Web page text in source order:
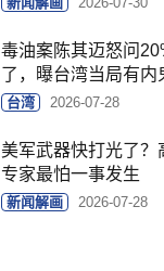
毒油案陈其迈怒问
了，曝台湾当局有内
台湾 2026-07-28
美军武器快打光了？
专家最怕一事发生
新闻解画 2026-07-28